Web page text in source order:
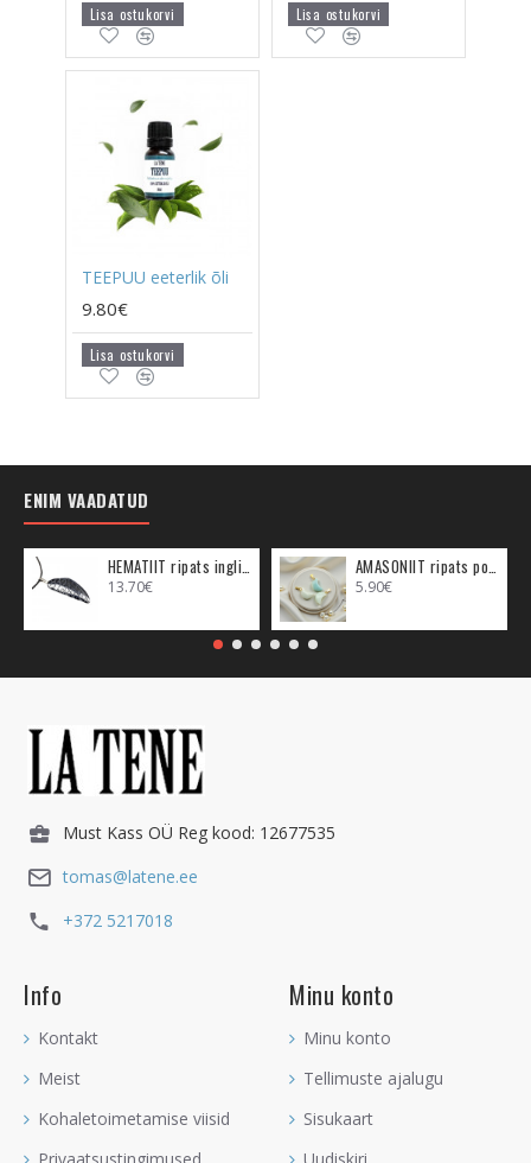
Lisa ostukorvi Lisa ostukorvi
TEEPUU eeterlik õli
9.80€
Lisa ostukorvi
ENIM VAADATUD
13.70€ 5.90€
Must Kass OÜ Reg kood: 12677535
tomas@latene.ee
+372 5217018
Info
Kontakt
Meist
Kohaletoimetamise viisid
Minu konto
Minu konto
Tellimuste ajalugu
Sisukaart